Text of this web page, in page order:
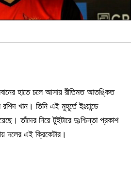
হাতে চলে আসায় রীতিমত আতঙ্কিত
খান। তিনি এই মুহূর্তে ইংল্য়ান্ডে
তাঁদের নিয়ে টুইটারে দুঃশ্চিন্তা প্রকাশ
দলের এই ক্রিকেটার।